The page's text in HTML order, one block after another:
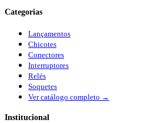
Categorias
Lançamentos
Chicotes
Conectores
Interruptores
Relés
Soquetes
Ver catálogo completo →
Institucional